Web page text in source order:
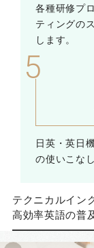
各種研修プ
ティングの
します。
日英・英日
の使いこな
テクニカルイン
高効率英語の普